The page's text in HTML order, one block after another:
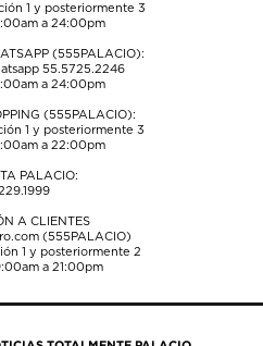
1 y posteriormente 3
a 24:00pm
(555PALACIO):
55.5725.2246
a 24:00pm
(555PALACIO):
1 y posteriormente 3
a 22:00pm
PALACIO:
A CLIENTES
(555PALACIO)
1 y posteriormente 2
a 21:00pm